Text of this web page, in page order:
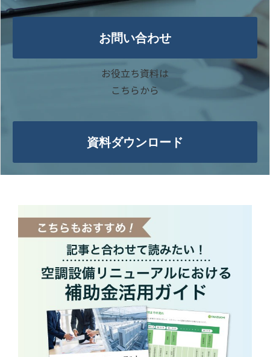
お問い合わせ
お役立ち資料は
こちらから
資料ダウンロード